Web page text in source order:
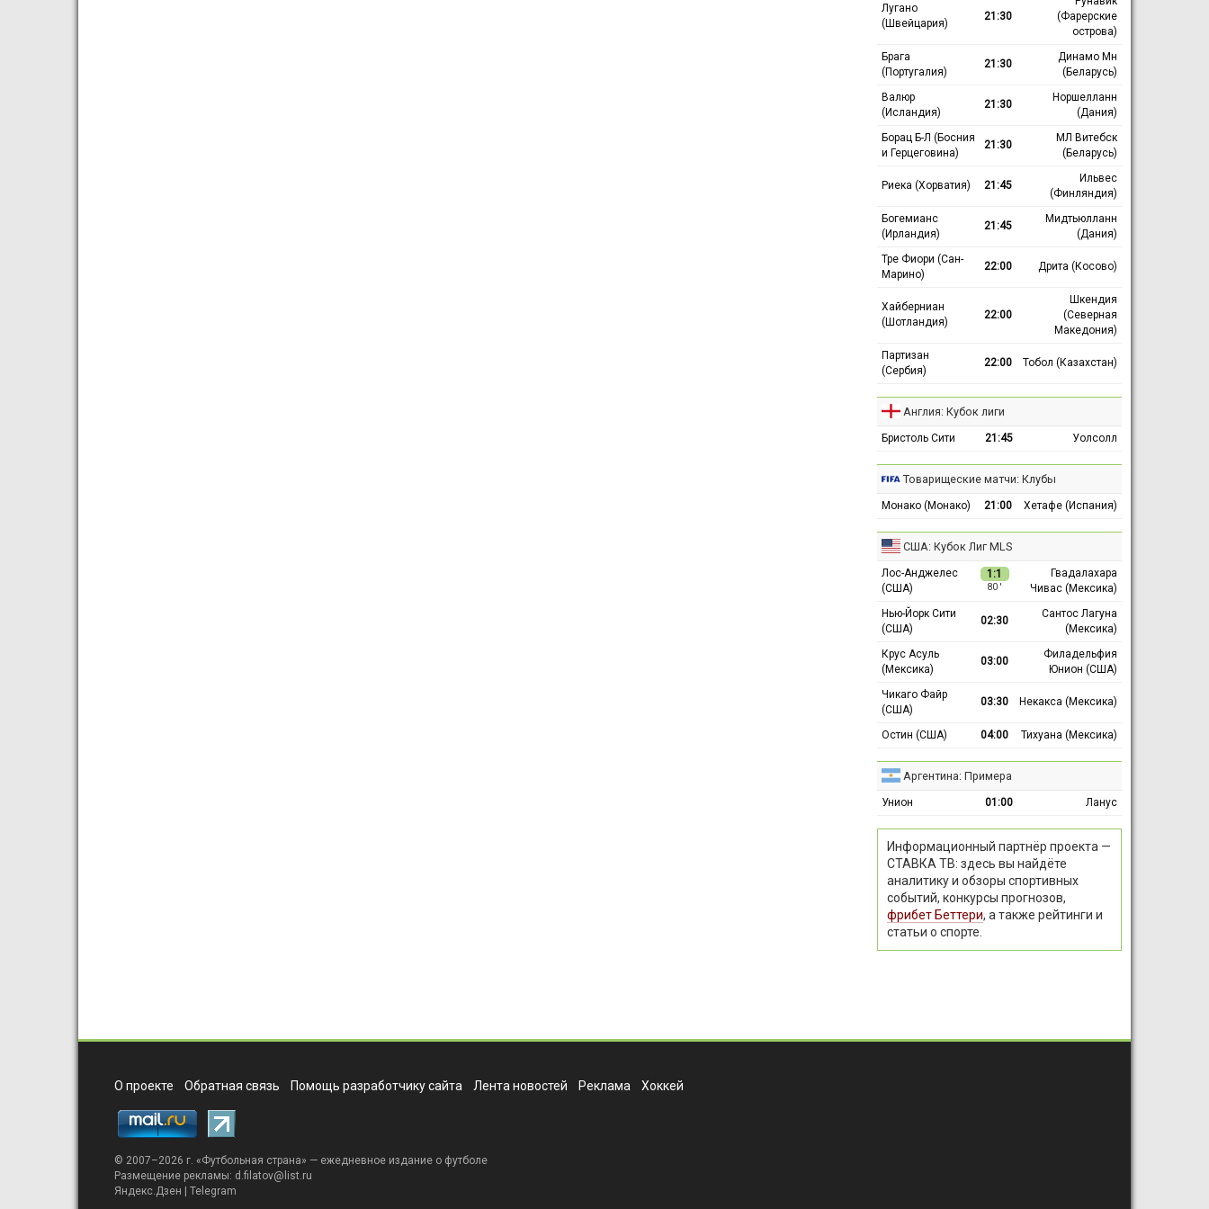
Лугано
(Швейцария)
21:30
(Фарерские
острова)
Брага
(Португалия)
21:30
Динамо Мн
(Беларусь)
Валюр
(Исландия)
21:30
Норшелланн
(Дания)
Борац Б-Л (Босния
и Герцеговина)
21:30
МЛ Витебск
(Беларусь)
Риека (Хорватия) 21:45
Ильвес
(Финляндия)
Богемианс
(Ирландия)
21:45
Мидтьюлланн
(Дания)
Тре Фиори (Сан-
Марино)
22:00 Дрита (Косово)
Хайберниан
(Шотландия)
22:00
Шкендия
(Северная
Македония)
Партизан
(Сербия)
22:00 Тобол (Казахстан)
Англия: Кубок лиги
Бристоль Сити 21:45 Уолсолл
Товарищеские матчи: Клубы
Монако (Монако) 21:00 Хетафе (Испания)
США: Кубок Лиг MLS
Лос-Анджелес
(США)
1:1
80 ′
Гвадалахара
Чивас (Мексика)
Нью-Йорк Сити
(США)
02:30
Сантос Лагуна
(Мексика)
Крус Асуль
(Мексика)
03:00
Филадельфия
Юнион (США)
Чикаго Файр
(США)
03:30 Некакса (Мексика)
Остин (США) 04:00 Тихуана (Мексика)
Аргентина: Примера
Унион 01:00 Ланус
Информационный партнёр проекта —
СТАВКА ТВ: здесь вы найдёте
аналитику и обзоры спортивных
событий, конкурсы прогнозов,
фрибет Беттери, а также рейтинги и
статьи о спорте.
О проекте Обратная связь Помощь разработчику сайта Лента новостей Реклама Хоккей
© 2007–2026 г. «Футбольная страна» — ежедневное издание о футболе
Размещение рекламы: d.filatov@list.ru
Яндекс.Дзен | Telegram